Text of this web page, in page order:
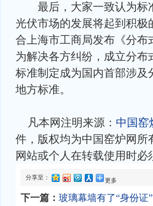
最后，大家一致认为标
光伏市场的发展将起到积
合上海市工商局发布《分
为解决各方纠纷，成立分
标准制定成为国内首部涉
地方标准。
凡本网注明来源： 中国窑
件，版权均为中国窑炉网
网站或个人在转载使用时
分享至： 更多
下一篇： 玻璃幕墙有了“身份证”